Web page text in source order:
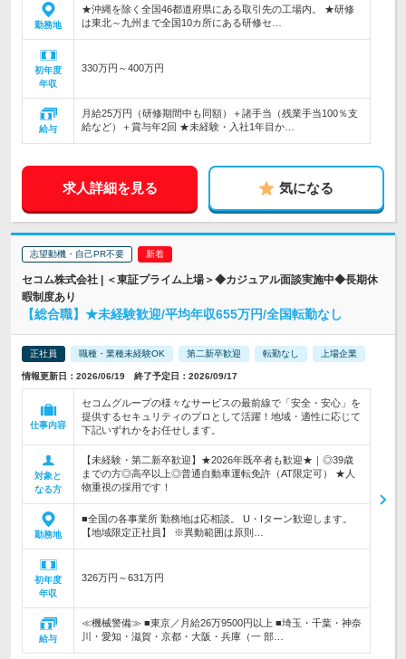
勤務地
★沖縄を除く全国46都道府県にある取引先の工場内。 ★研修
は東北～九州まで全国10カ所にある研修セ…
初年度
年収
330万円～400万円
給与
月給25万円（研修期間中も同額）＋諸手当（残業手当100％支
給など）＋賞与年2回 ★未経験・入社1年目か…
求人詳細を見る 気になる
志望動機・自己PR不要
セコム株式会社 | ＜東証プライム上場＞◆カジュアル面談実施中◆長期休
暇制度あり
【総合職】★未経験歓迎/平均年収655万円/全国転勤なし
正社員 職種・業種未経験OK 第二新卒歓迎 転勤なし 上場企業
情報更新日：2026/06/19 終了予定日：2026/09/17
仕事内容
セコムグループの様々なサービスの最前線で「安全・安心」を
提供するセキュリティのプロとして活躍！地域・適性に応じて
下記いずれかをお任せします。
対象と
なる方
【未経験・第二新卒歓迎】★2026年既卒者も歓迎★｜◎39歳
までの方◎高卒以上◎普通自動車運転免許（AT限定可） ★人
物重視の採用です！
勤務地
■全国の各事業所 勤務地は応相談。 U・Iターン歓迎します。
【地域限定正社員】 ※異動範囲は原則…
初年度
年収
326万円～631万円
給与
≪機械警備≫ ■東京／月給26万9500円以上 ■埼玉・千葉・神奈
川・愛知・滋賀・京都・大阪・兵庫（一 部…